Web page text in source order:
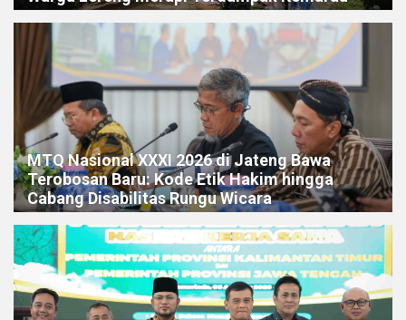
MTQ Nasional XXXI 2026 di Jateng Bawa
Terobosan Baru: Kode Etik Hakim hingga
Cabang Disabilitas Rungu Wicara